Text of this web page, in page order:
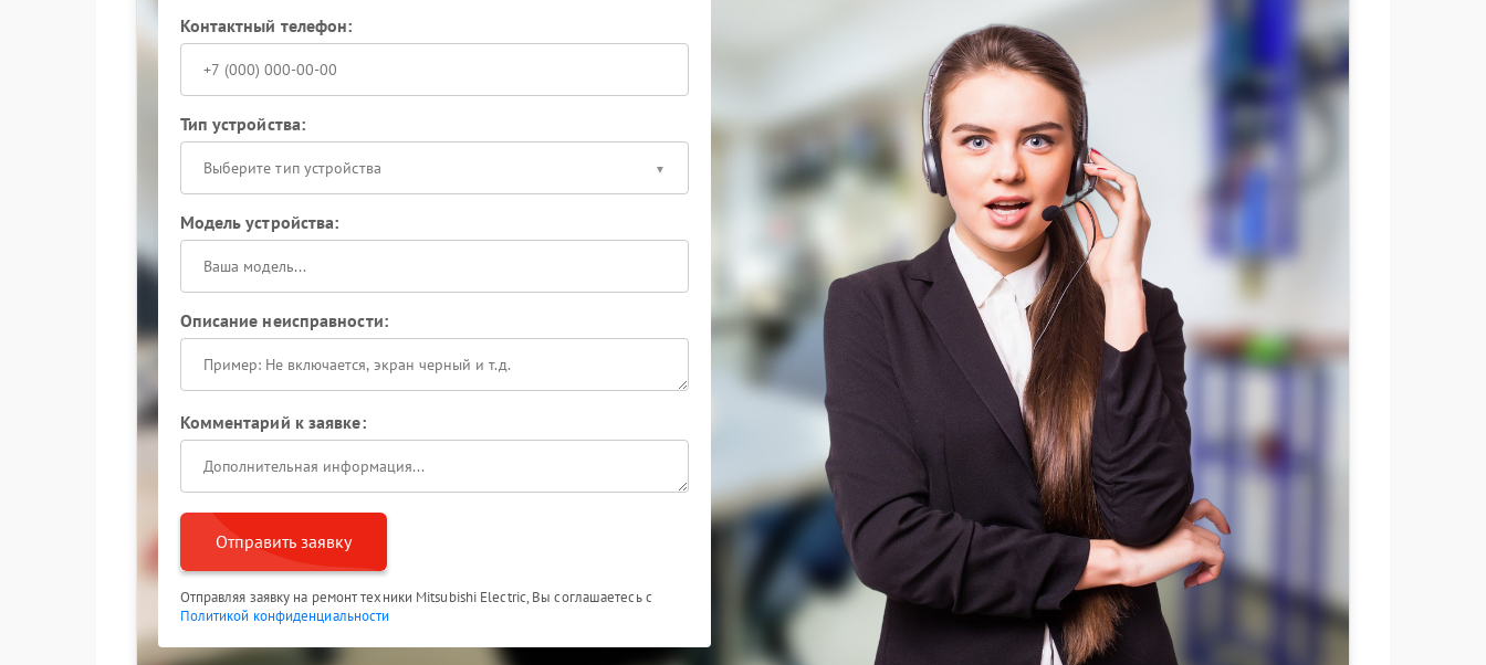
Контактный телефон:
Тип устройства:
Выберите тип устройства
Модель устройства:
Описание неисправности:
Комментарий к заявке:
Отправить заявку
Отправляя заявку на ремонт техники Mitsubishi Electric, Вы соглашаетесь с
Политикой конфиденциальности